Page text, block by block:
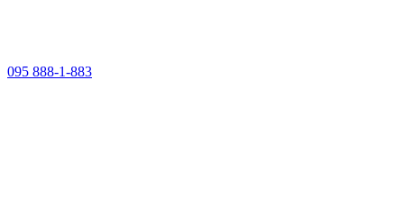
095 888-1-883